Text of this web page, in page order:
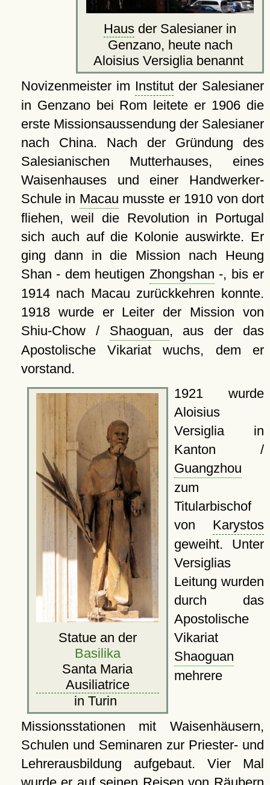
Haus der Salesianer in
Genzano, heute nach
Aloisius Versiglia benannt
Novizenmeister im Institutder Salesianer
in Genzano bei Rom leitete er 1906 die
erste Missionsaussendung der Salesianer
nach China. Nach der Gründung des
Salesianischen Mutterhauses, eines
Waisenhauses und einer Handwerker-
Schule in Macau musste er 1910 von dort
fliehen, weil die Revolution in Portugal
sich auch auf die Kolonie auswirkte. Er
ging dann in die Mission nach Heung
Shan - dem heutigen Zhongshan -, bis er
1914 nach Macau zurückkehren konnte.
1918 wurde er Leiter der Mission von
Shiu-Chow / Shaoguan, aus der das
Apostolische Vikariat wuchs, dem er
vorstand.
Statue an der
Basilika
Santa Maria
Ausiliatrice
in Turin
1921 wurde
Aloisius
Versiglia in
Kanton /
Guangzhou
zum
Titularbischof
von Karystos
geweiht. Unter
Versiglias
Leitung wurden
durch das
Apostolische
Vikariat
Shaoguan
mehrere
Missionsstationen mit Waisenhäusern,
Schulen und Seminaren zur Priester- und
Lehrerausbildung aufgebaut. Vier Mal